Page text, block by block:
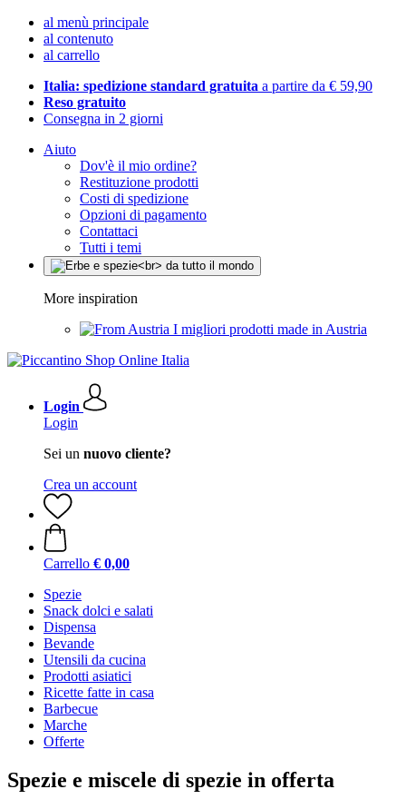
al menù principale
al contenuto
al carrello
Italia: spedizione standard gratuita a partire da € 59,90
Reso gratuito
Consegna in 2 giorni
Aiuto
Dov'è il mio ordine?
Restituzione prodotti
Costi di spedizione
Opzioni di pagamento
Contattaci
Tutti i temi
More inspiration
I migliori prodotti made in Austria
Login
Login
Sei un nuovo cliente?
Crea un account
Carrello € 0,00
Spezie
Snack dolci e salati
Dispensa
Bevande
Utensili da cucina
Prodotti asiatici
Ricette fatte in casa
Barbecue
Marche
Offerte
Spezie e miscele di spezie in offerta